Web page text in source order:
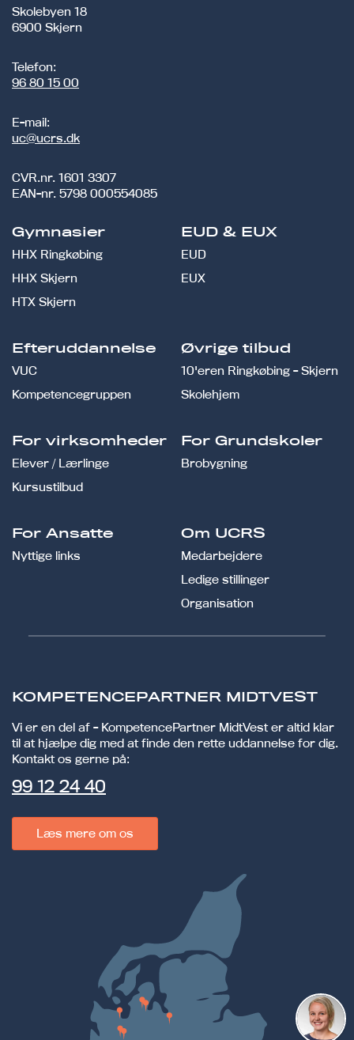
Skolebyen 18
6900 Skjern
Telefon:
96 80 15 00
E-mail:
uc@ucrs.dk
CVR.nr. 1601 3307
EAN-nr. 5798 000554085
Gymnasier
HHX Ringkøbing
HHX Skjern
HTX Skjern
EUD & EUX
EUD
EUX
Efteruddannelse
VUC
Kompetencegruppen
Øvrige tilbud
10'eren Ringkøbing - Skjern
Skolehjem
For virksomheder
Elever / Lærlinge
Kursustilbud
For Grundskoler
Brobygning
For Ansatte
Nyttige links
Om UCRS
Medarbejdere
Ledige stillinger
Organisation
KOMPETENCEPARTNER MIDTVEST
Vi er en del af - KompetencePartner MidtVest er altid klar
til at hjælpe dig med at finde den rette uddannelse for dig.
Kontakt os gerne på:
99 12 24 40
Læs mere om os